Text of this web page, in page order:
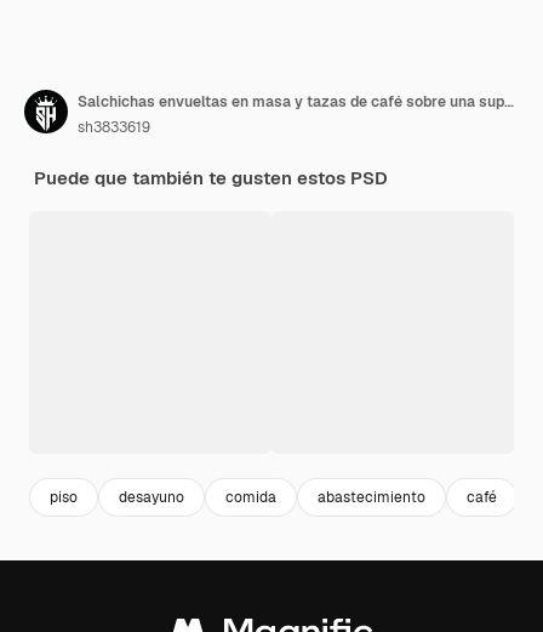
Salchichas envueltas en masa y tazas de café sobre una superficie rústica, vista superior
sh3833619
Puede que también te gusten estos PSD
piso desayuno comida abastecimiento café